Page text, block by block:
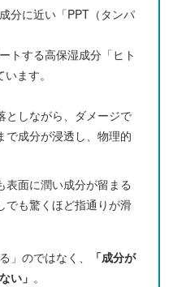
分に近い「PPT（タンパ
トする高保湿成分「ヒト
ます。
としながら、ダメージで
で成分が浸透し、物理的
表面に潤い成分が留まる
でも驚くほど指通りが滑
」のではなく、
「成分が
い」 。